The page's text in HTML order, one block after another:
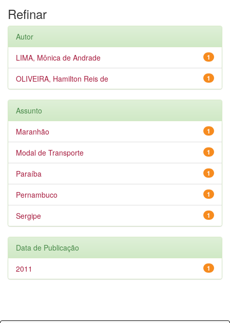
Refinar
Autor
1
LIMA, Mônica de Andrade
1
OLIVEIRA, Hamilton Reis de
Assunto
1
Maranhão
1
Modal de Transporte
1
Paraíba
1
Pernambuco
1
Sergipe
Data de Publicação
1
2011